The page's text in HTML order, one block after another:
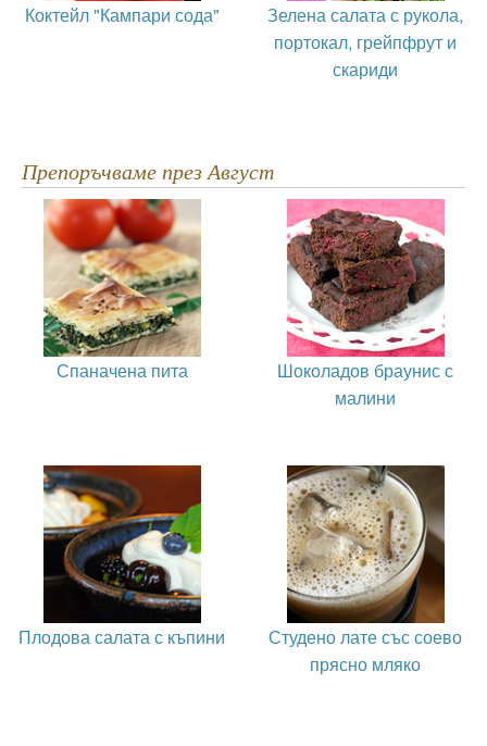
Коктейл "Кампари сода"
Зелена салата с рукола,
портокал, грейпфрут и
скариди
Препоръчваме през Август
Спаначена пита
Шоколадов браунис с
малини
Плодова салата с къпини
Студено лате със соево
прясно мляко